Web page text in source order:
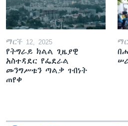
ማርች 12, 2025
የትግራይ ክልል ጊዜያዊ
አስተዳደር የፌደራል
መንግሥቱን ጣልቃ ገብነት
ጠየቀ